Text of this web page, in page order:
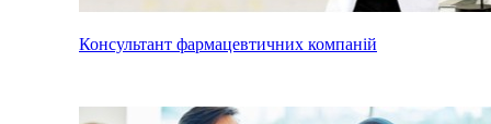
Консультант фармацевтичних компаній